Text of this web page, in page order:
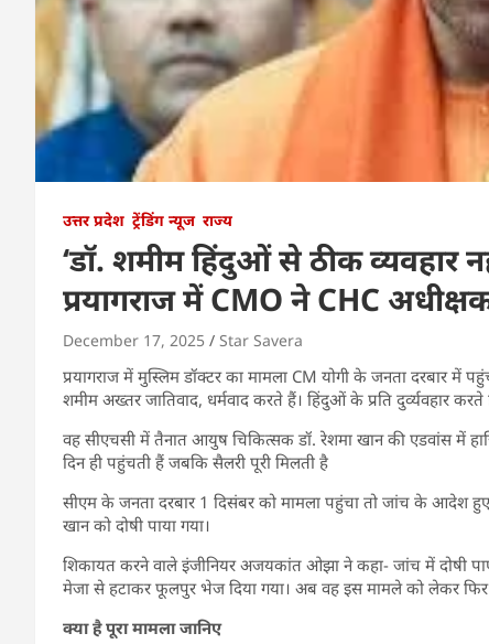
उत्तर प्रदेश ट्रेंडिंग न्यूज राज्य
‘डॉ. शमीम हिंदुओं से ठीक व्यवहार
प्रयागराज में CMO ने CHC
December 17, 2025 Star Savera
प्रयागराज में मुस्लिम डॉक्टर का मामला CM योगी के जनता दरबार
शमीम अख्तर जातिवाद, धर्मवाद करते हैं। हिंदुओं के प्रति दुर्व्यवहार करते
वह सीएचसी में तैनात आयुष चिकित्सक डॉ. रेशमा खान की एडवांस में
दिन ही पहुंचती हैं जबकि सैलरी पूरी मिलती है
सीएम के जनता दरबार 1 दिसंबर को मामला पहुंचा तो जांच के आदेश
खान को दोषी पाया गया।
शिकायत करने वाले इंजीनियर अजयकांत ओझा ने कहा- जांच में दोषी
मेजा से हटाकर फूलपुर भेज दिया गया। अब वह इस मामले को लेकर फिर
क्या है पूरा मामला जानिए